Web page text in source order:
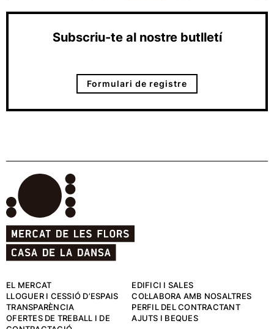
Subscriu-te al nostre butlletí
Formulari de registre
EL MERCAT
EDIFICI I SALES
LLOGUER I CESSIÓ D’ESPAIS
COL·LABORA AMB NOSALTRES
TRANSPARÈNCIA
PERFIL DEL CONTRACTANT
OFERTES DE TREBALL I DE
AJUTS I BEQUES